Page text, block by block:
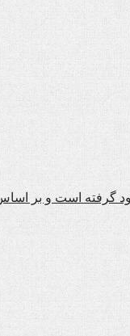
گرفته است و بر